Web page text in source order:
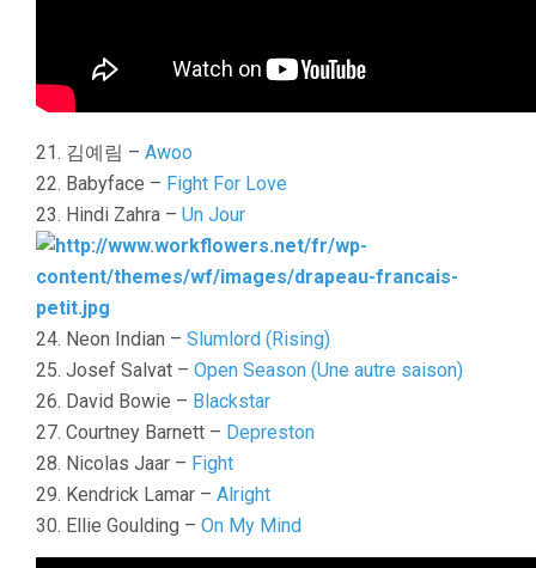
21. 김예림 – Awoo
22. Babyface – Fight For Love
23. Hindi Zahra – Un Jour
24. Neon Indian – Slumlord (Rising)
25. Josef Salvat – Open Season (Une autre saison)
26. David Bowie – Blackstar
27. Courtney Barnett – Depreston
28. Nicolas Jaar – Fight
29. Kendrick Lamar – Alright
30. Ellie Goulding – On My Mind